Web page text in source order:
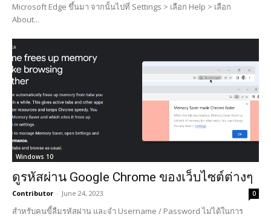
Microsoft Edge ขึ้นมา จากนั้นไปที่ Settings > เลือก Help > เลือก
About...
Windows 10
ดูรหัสผ่าน Google Chrome ของเว็บไซต์ต่างๆ
Contributor - June 24, 2023 0
สำหรับคนขี้ลืมรหัสผ่าน และจำ Username / Password ไม่ได้ในการ